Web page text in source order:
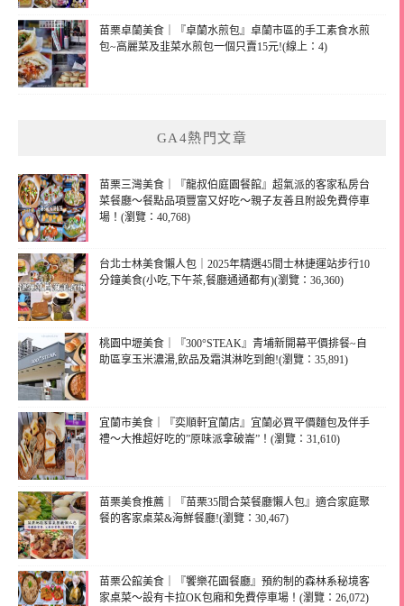
苗栗卓蘭美食｜『卓蘭水煎包』卓蘭市區的手工素食水煎
包~高麗菜及韭菜水煎包一個只賣15元!(線上：4)
GA4熱門文章
苗栗三灣美食｜『龍叔伯庭園餐館』超氣派的客家私房台
菜餐廳～餐點品項豐富又好吃～親子友善且附設免費停車
場！(瀏覽：40,768)
台北士林美食懶人包｜2025年精選45間士林捷運站步行10
分鐘美食(小吃,下午茶,餐廳通通都有)(瀏覽：36,360)
桃園中壢美食｜『300°STEAK』青埔新開幕平價排餐~自
助區享玉米濃湯,飲品及霜淇淋吃到飽!(瀏覽：35,891)
宜蘭市美食｜『奕順軒宜蘭店』宜蘭必買平價麵包及伴手
禮～大推超好吃的”原味派拿破崙”！(瀏覽：31,610)
苗栗美食推薦｜『苗栗35間合菜餐廳懶人包』適合家庭聚
餐的客家桌菜&海鮮餐廳!(瀏覽：30,467)
苗栗公館美食｜『饗樂花園餐廳』預約制的森林系秘境客
家桌菜～設有卡拉OK包廂和免費停車場！(瀏覽：26,072)